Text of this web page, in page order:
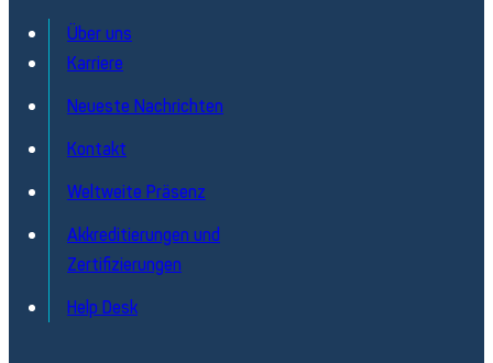
Über uns
Karriere
Neueste Nachrichten
Kontakt
Weltweite Präsenz
Akkreditierungen und
Zertifizierungen
Help Desk